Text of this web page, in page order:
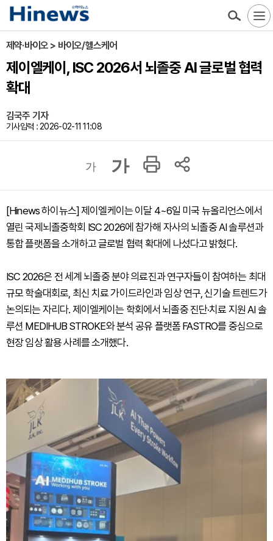
제약·바이오 > 바이오/헬스케어
제이엘케이, ISC 2026서 뇌졸중 AI 글로벌 협력
확대
김국주 기자
기사입력 : 2026-02-11 11:08
가 가
[Hinews 하이뉴스] 제이엘케이는 이달 4~6일 미국 뉴올리언스에서
열린 국제뇌졸중학회 ISC 2026에 참가해 자사의 뇌졸중 AI 솔루션과
통합 플랫폼을 소개하고 글로벌 협력 확대에 나섰다고 밝혔다.
ISC 2026은 전 세계 뇌졸중 분야 의료진과 연구자들이 참여하는 최대
규모 학술대회로, 최신 치료 가이드라인과 임상 연구, 신기술 트렌드가
논의되는 자리다. 제이엘케이는 학회에서 뇌졸중 진단·치료 지원 AI 솔
루션 MEDIHUB STROKE와 분석 공유 플랫폼 FASTRO를 중심으로
현장 임상 활용 사례를 소개했다.